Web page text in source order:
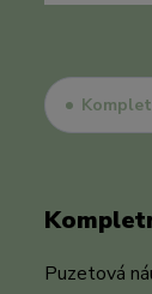
Puzetová